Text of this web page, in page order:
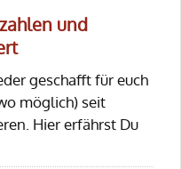
und
geschafft für euch
möglich) seit
Hier erfährst Du